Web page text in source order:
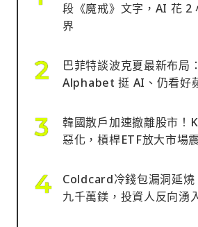
段《魔戒》文字，AI 花 2
界
巴菲特談波克夏最新布局
Alphabet 挺 AI、仍看好
韓國散戶加速撤離股市！
惡化，槓桿ETF放大市場
Coldcard冷錢包漏洞延燒
九千萬鎂，投資人反向湧